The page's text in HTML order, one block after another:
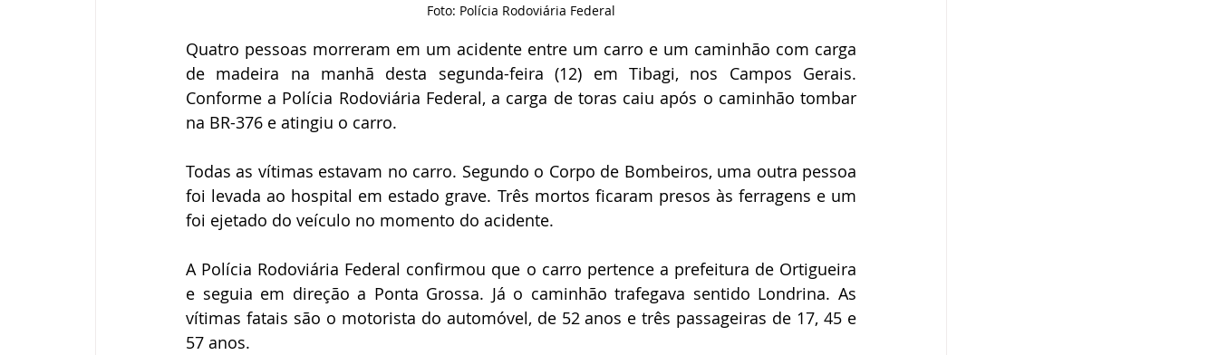
Foto: Polícia Rodoviária Federal
Quatro pessoas morreram em um acidente entre um carro e um caminhão com carga
de madeira na manhã desta segunda-feira (12) em Tibagi, nos Campos Gerais.
Conforme a Polícia Rodoviária Federal, a carga de toras caiu após o caminhão tombar
na BR-376 e atingiu o carro.
Todas as vítimas estavam no carro. Segundo o Corpo de Bombeiros, uma outra pessoa
foi levada ao hospital em estado grave. Três mortos ficaram presos às ferragens e um
foi ejetado do veículo no momento do acidente.
A Polícia Rodoviária Federal confirmou que o carro pertence a prefeitura de Ortigueira
e seguia em direção a Ponta Grossa. Já o caminhão trafegava sentido Londrina. As
vítimas fatais são o motorista do automóvel, de 52 anos e três passageiras de 17, 45 e
57 anos.